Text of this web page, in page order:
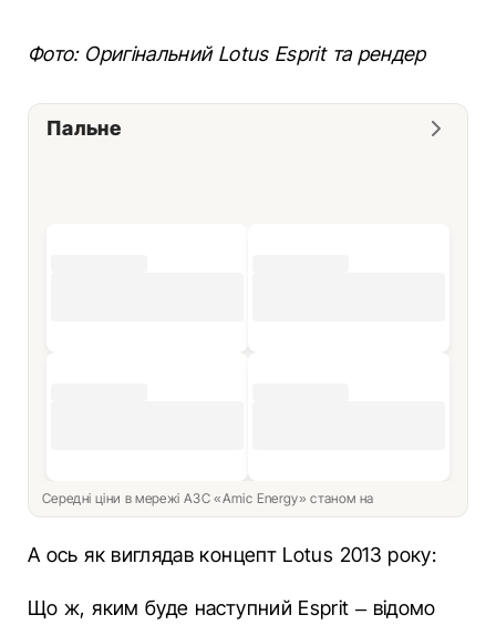
Фото: Оригінальний Lotus Esprit та рендер
Пальне
Середні ціни в мережі АЗС «Amic Energy» станом на
А ось як виглядав концепт Lotus 2013 року:
Що ж, яким буде наступний Esprit – відомо